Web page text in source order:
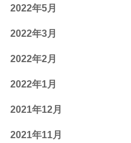
2022年5月
2022年3月
2022年2月
2022年1月
2021年12月
2021年11月